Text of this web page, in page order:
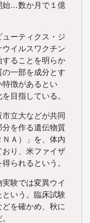
始…数か月で１億
ーティクス・ジ
イルスワクチン
ることを明らか
一部を成分とす
徴があるとい
目指している。
立大などが共同
を作る遺伝物質
ＮＡ）」を、体内
り、米ファイザ
られるという。
験では変異ウイ
いう。臨床試験
を確かめ、秋に